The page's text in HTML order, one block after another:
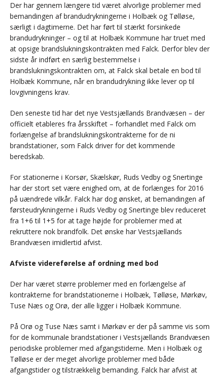
Der har gennem længere tid været alvorlige problemer med
bemandingen af brandudrykningerne i Holbæk og Tølløse,
særligt i dagtimerne. Det har ført til stærkt forsinkede
brandudrykninger – og til at Holbæk Kommune har truet med
at opsige brandslukningskontrakten med Falck. Derfor blev der
sidste år indført en særlig bestemmelse i
brandslukningskontrakten om, at Falck skal betale en bod til
Holbæk Kommune, når en brandudrykning ikke lever op til
lovgivningens krav.
Den seneste tid har det nye Vestsjællands Brandvæsen – der
officielt etableres fra årsskiftet – forhandlet med Falck om
forlængelse af brandslukningskontrakterne for de ni
brandstationer, som Falck driver for det kommende
beredskab.
For stationerne i Korsør, Skælskør, Ruds Vedby og Snertinge
har der stort set være enighed om, at de forlænges for 2016
på uændrede vilkår. Falck har dog ønsket, at bemandingen af
førsteudrykningerne i Ruds Vedby og Snertinge blev reduceret
fra 1+6 til 1+5 for at tage højde for problemer med at
rekruttere nok brandfolk. Det ønske har Vestsjællands
Brandvæsen imidlertid afvist.
Afviste videreførelse af ordning med bod
Der har været større problemer med en forlængelse af
kontrakterne for brandstationerne i Holbæk, Tølløse, Mørkøv,
Tuse Næs og Orø, der alle ligger i Holbæk Kommune.
På Orø og Tuse Næs samt i Mørkøv er der på samme vis som
for de kommunale brandstationer i Vestsjællands Brandvæsen
periodiske problemer med afgangstiderne. Men i Holbæk og
Tølløse er der meget alvorlige problemer med både
afgangstider og tilstrækkelig bemanding. Falck har afvist at